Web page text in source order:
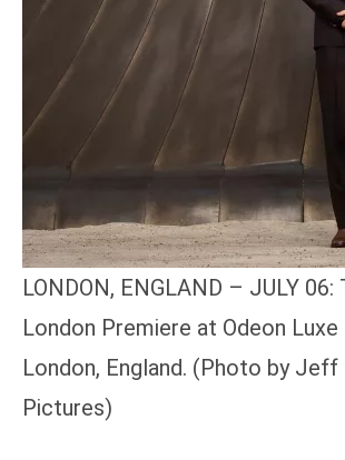
LONDON, ENGLAND – JULY
London Premiere at Odeon
London, England. (Photo by
Pictures)